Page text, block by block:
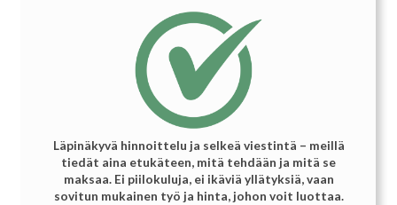
Läpinäkyvä hinnoittelu ja selkeä viestintä – meillä
tiedät aina etukäteen, mitä tehdään ja mitä se
maksaa. Ei piilokuluja, ei ikäviä yllätyksiä, vaan
sovitun mukainen työ ja hinta, johon voit luottaa.